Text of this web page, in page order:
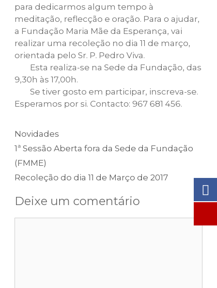
para dedicarmos algum tempo à
meditação, reflecção e oração. Para o ajudar,
a Fundação Maria Mãe da Esperança, vai
realizar uma recoleção no dia 11 de março,
orientada pelo Sr. P. Pedro Viva.
Esta realiza-se na Sede da Fundação, das
9,30h às 17,00h.
Se tiver gosto em participar, inscreva-se.
Esperamos por si. Contacto: 967 681 456.
Categorias
Novidades
1ª Sessão Aberta fora da Sede da Fundação
(FMME)
Recoleção do dia 11 de Março de 2017
Deixe um comentário